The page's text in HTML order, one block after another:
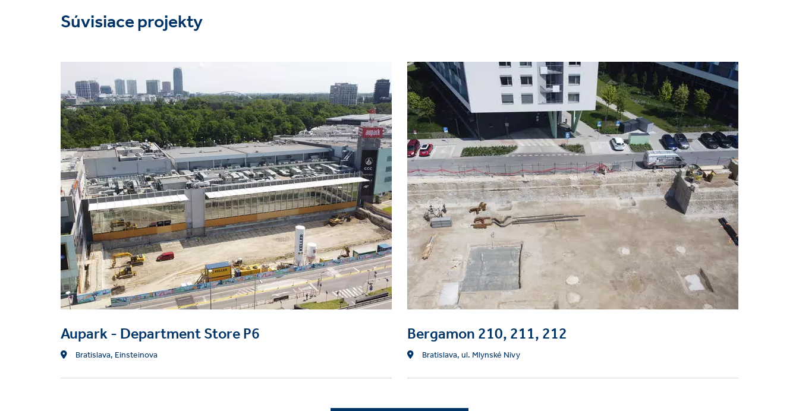
Súvisiace projekty
Project
image
Aupark - Department Store P6
Location
Bratislava, Einsteinova
Project
image
Riešenia
Únosnosť a sadanie
Zabezpečenie výkopov
Segment trhu
Administratíva a bývanie
Technológie
Trysková injektáž
Bergamon 210, 211, 212
Location
Bratislava, ul. Mlynské Nivy